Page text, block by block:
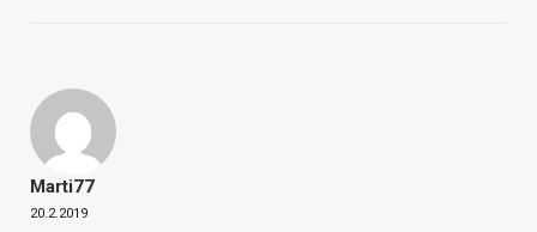
Marti77
20.2.2019